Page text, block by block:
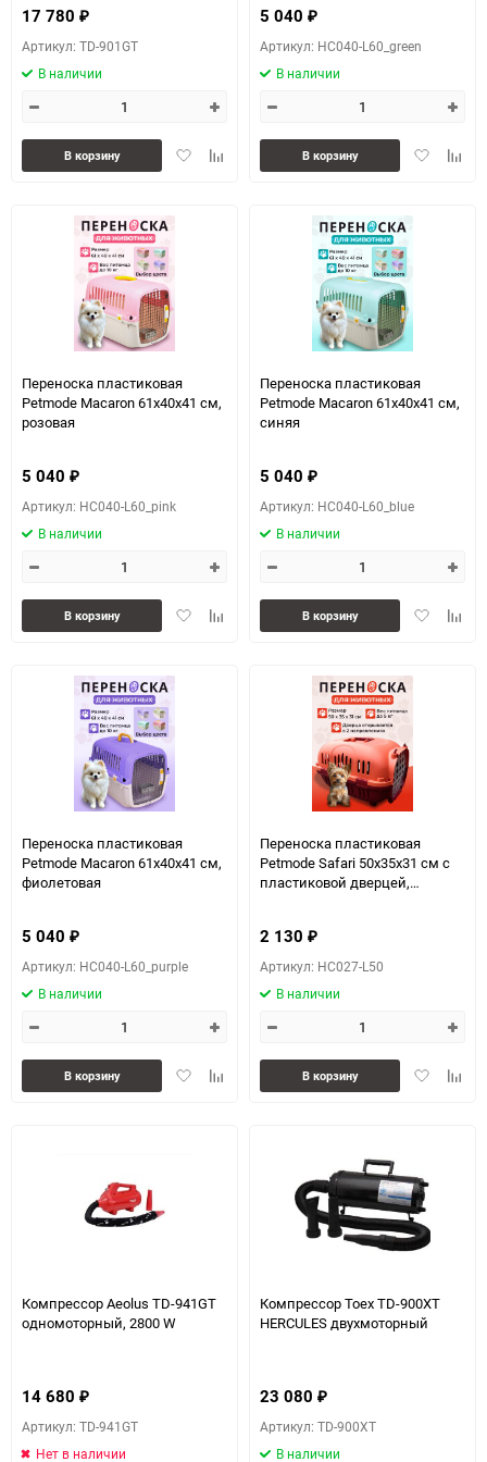
17 780 ₽
Артикул: TD-901GT
В наличии
ДобавитьДобавить
В корзину
5 040 ₽
Артикул: HC040-L60_green
В наличии
Добавить
В корзину
Переноска пластиковая
Petmode Macaron 61х40х41 см,
розовая
5 040 ₽
Артикул: HC040-L60_pink
В наличии
ДобавитьДобавить
В корзину
Переноска пластиковая
Petmode Macaron 61х40х41 см,
синяя
5 040 ₽
Артикул: HC040-L60_blue
В наличии
Добавить
В корзину
Переноска пластиковая
Petmode Macaron 61х40х41 см,
фиолетовая
5 040 ₽
Артикул: HC040-L60_purple
В наличии
ДобавитьДобавить
В корзину
Переноска пластиковая
Petmode Safari 50х35х31 см с
пластиковой дверцей,
2 130 ₽
Артикул: HC027-L50
В наличии
Добавить
В корзину
Компрессор Aeolus TD-941GT
одномоторный, 2800 W
14 680 ₽
Артикул: TD-941GT
Нет в наличии
Компрессор Toex TD-900XT
HERCULES двухмоторный
23 080 ₽
Артикул: TD-900XT
В наличии